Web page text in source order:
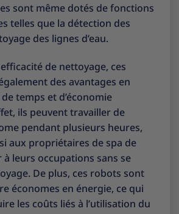
sont même dotés de fonctions
telles que la détection des
des lignes d’eau.
de nettoyage, ces
des avantages en
temps et d’économie
ils peuvent travailler de
pendant plusieurs heures,
aux propriétaires de spa de
à leurs occupations sans se
De plus, ces robots sont
économes en énergie, ce qui
les coûts liés à l’utilisation du